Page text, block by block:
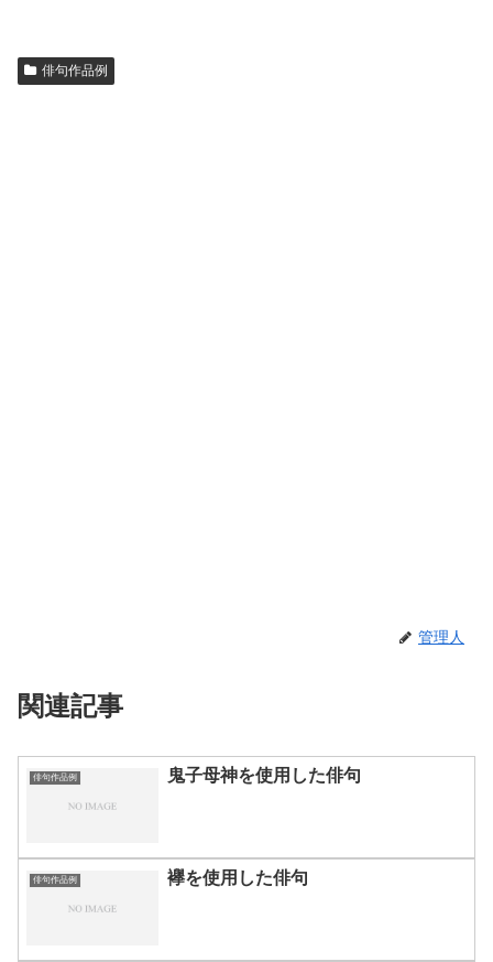
俳句作品例
管理人
関連記事
俳句作品例 鬼子母神を使用した俳句
俳句作品例 襷を使用した俳句